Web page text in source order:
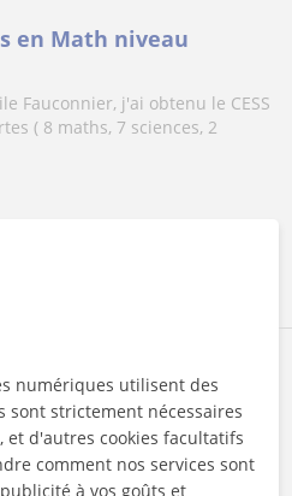
en Math niveau
Fauconnier, j'ai obtenu le CESS
( 8 maths, 7 sciences, 2
numériques utilisent des
sont strictement nécessaires
d'autres cookies facultatifs
comment nos services sont
à vos goûts et